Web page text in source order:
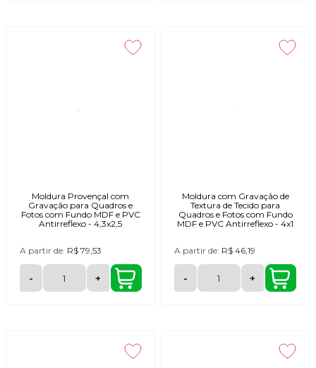
Moldura Provençal com
Gravação para Quadros e
Fotos com Fundo MDF e PVC
Antirreflexo - 4,3x2,5
A partir de: R$ 79,53
- +
Moldura com Gravação de
Textura de Tecido para
Quadros e Fotos com Fundo
MDF e PVC Antirreflexo - 4x1
A partir de: R$ 46,19
- +